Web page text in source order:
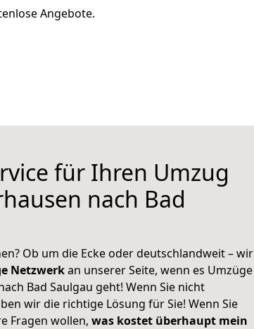
Angebote.
für Ihren Umzug
nach Bad
Ob um die Ecke oder deutschlandweit – wir
Netzwerkan unserer Seite, wenn es Umzüge
Bad Saulgau geht! Wenn Sie nicht
wir die richtige Lösung für Sie! Wenn Sie
Fragen wollen, was kostet überhaupt mein